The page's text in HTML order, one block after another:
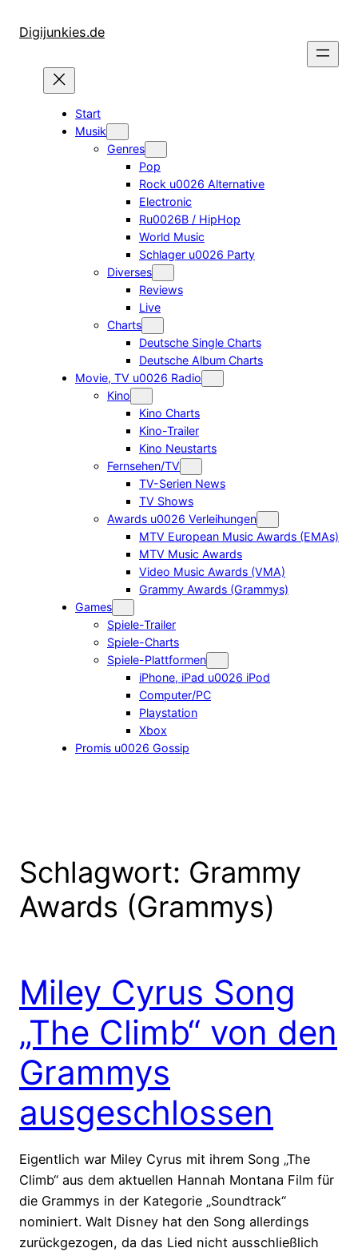
InhaltDigijunkies.de
Start
Musik
Genres
Pop
Rock u0026 Alternative
Electronic
Ru0026B / HipHop
World Music
Schlager u0026 Party
Diverses
Reviews
Live
Charts
Deutsche Single Charts
Deutsche Album Charts
Movie, TV u0026 Radio
Kino
Kino Charts
Kino-Trailer
Kino Neustarts
Fernsehen/TV
TV-Serien News
TV Shows
Awards u0026 Verleihungen
MTV European Music Awards (EMAs)
MTV Music Awards
Video Music Awards (VMA)
Grammy Awards (Grammys)
Games
Spiele-Trailer
Spiele-Charts
Spiele-Plattformen
iPhone, iPad u0026 iPod
Computer/PC
Playstation
Xbox
Promis u0026 Gossip
Schlagwort: Grammy
Awards (Grammys)
Miley Cyrus Song
„The Climb“ von den
Grammys
ausgeschlossen
Eigentlich war Miley Cyrus mit ihrem Song „The
Climb“ aus dem aktuellen Hannah Montana Film für
die Grammys in der Kategorie „Soundtrack“
nominiert. Walt Disney hat den Song allerdings
zurückgezogen, da das Lied nicht ausschließlich